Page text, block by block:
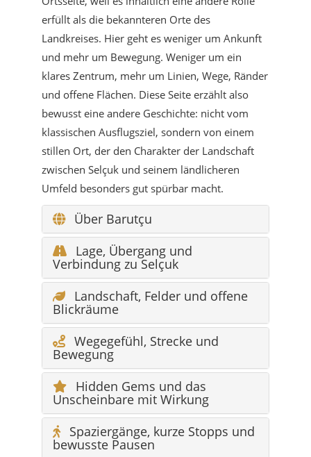
erfüllt als die bekannteren Orte des
Landkreises. Hier geht es weniger um Ankunft
und mehr um Bewegung. Weniger um ein
klares Zentrum, mehr um Linien, Wege, Ränder
und offene Flächen. Diese Seite erzählt also
bewusst eine andere Geschichte: nicht vom
klassischen Ausflugsziel, sondern von einem
stillen Ort, der den Charakter der Landschaft
zwischen Selçuk und seinem ländlicheren
Umfeld besonders gut spürbar macht.
Über Barutçu
Lage, Übergang und
Verbindung zu Selçuk
Landschaft, Felder und offene
Blickräume
Wegegefühl, Strecke und
Bewegung
Hidden Gems und das
Unscheinbare mit Wirkung
Spaziergänge, kurze Stopps und
bewusste Pausen